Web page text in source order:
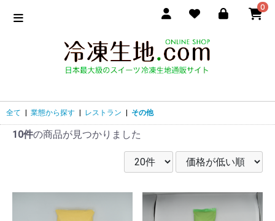
0
全て 業態から探す レストラン その他
10件の商品が見つかりました